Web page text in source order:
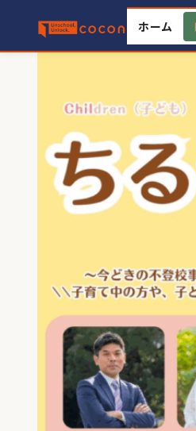
content
ホーム